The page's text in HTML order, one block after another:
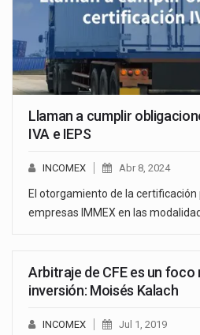
Llaman a cumplir
IVA e IEPS
INCOMEX Abr 8, 2024
El otorgamiento de la certificación
empresas IMMEX en las
Arbitraje de CFE es un foco
inversión: Moisés Kalach
INCOMEX Jul 1, 2019